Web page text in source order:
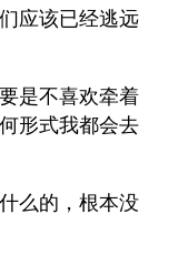
应该已经逃远
是不喜欢牵着
形式我都会去
么的，根本没